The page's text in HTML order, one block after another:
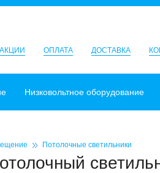
АКЦИИ ОПЛАТА ДОСТАВКА
Низковольтное оборудование
Потолочные светильники